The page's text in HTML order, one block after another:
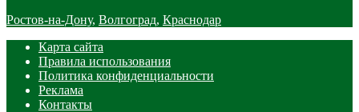
Ростов-на-Дону, Волгоград, Краснодар
Карта сайта
Правила использования
Политика конфиденциальности
Реклама
Контакты